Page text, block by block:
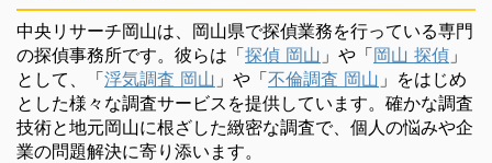
中央リサーチ岡山は、岡山県で探偵業務を行っている専門
の探偵事務所です。彼らは「探偵 岡山 」や「岡山 探偵 」
として、「浮気調査 岡山 」や「不倫調査 岡山 」をはじめ
とした様々な調査サービスを提供しています。確かな調査
技術と地元岡山に根ざした緻密な調査で、個人の悩みや企
業の問題解決に寄り添います。